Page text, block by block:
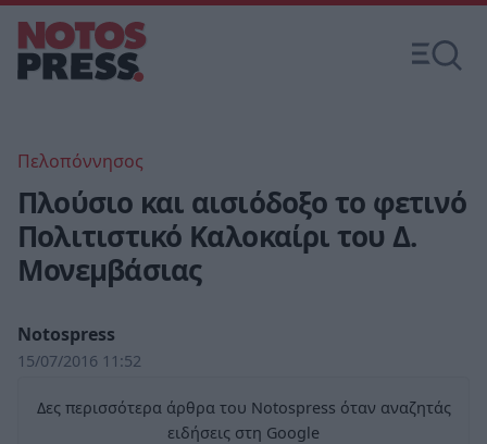
Πελοπόννησος
Πλούσιο και αισιόδοξο το φετινό
Πολιτιστικό Καλοκαίρι του Δ.
Μονεμβάσιας
Notospress
15/07/2016 11:52
Δες περισσότερα άρθρα του Notospress όταν αναζητάς
ειδήσεις στη Google